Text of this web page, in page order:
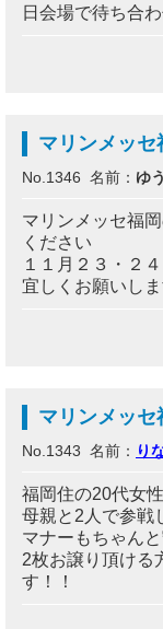
日会場で待ち合
マリンメッ
No.1346 名前： ゆう
マリンメッセ福
ください
１１月２３・２
宜しくお願いし
マリンメッ
No.1343 名前： り
福岡住の20代女性
母親と2人で参戦
マナーもちゃんと
2枚お譲り頂ける
す！！